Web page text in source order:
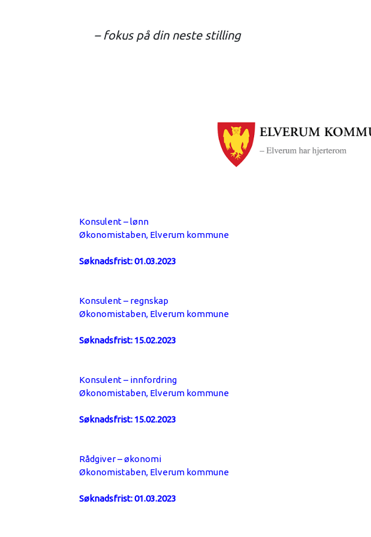
– fokus på din neste stilling
Konsulent – lønn
Økonomistaben, Elverum kommune
Søknadsfrist: 01.03.2023
Konsulent – regnskap
Økonomistaben, Elverum kommune
Søknadsfrist: 15.02.2023
Konsulent – innfordring
Økonomistaben, Elverum kommune
Søknadsfrist: 15.02.2023
Rådgiver – økonomi
Økonomistaben, Elverum kommune
Søknadsfrist: 01.03.2023